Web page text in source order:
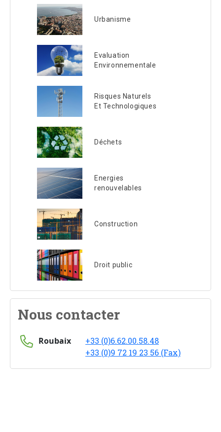
Urbanisme
Evaluation
Environnementale
Risques Naturels
Et Technologiques
Déchets
Energies
renouvelables
Construction
Droit public
Nous contacter
Roubaix
+33 (0)6.62.00.58.48
+33 (0)9 72 19 23 56 (Fax)